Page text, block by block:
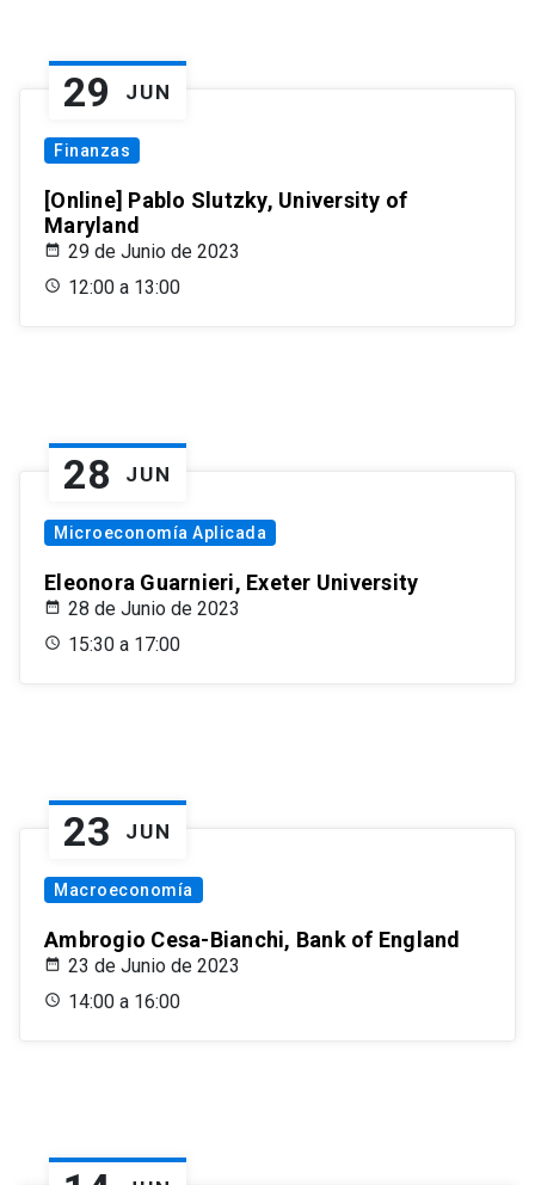
29 JUN
Finanzas
[Online] Pablo Slutzky, University of
Maryland
29 de Junio de 2023
12:00 a 13:00
28 JUN
Microeconomía Aplicada
Eleonora Guarnieri, Exeter University
28 de Junio de 2023
15:30 a 17:00
23 JUN
Macroeconomía
Ambrogio Cesa-Bianchi, Bank of England
23 de Junio de 2023
14:00 a 16:00